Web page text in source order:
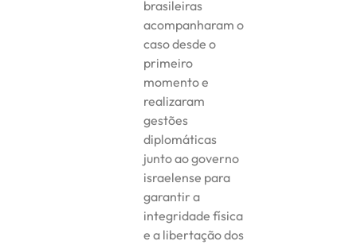
brasileiras
acompanharam o
caso desde o
primeiro
momento e
realizaram
gestões
diplomáticas
junto ao governo
israelense para
garantir a
integridade física
e a libertação dos